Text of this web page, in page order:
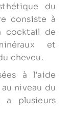
du
consiste à
cocktail de
et
cheveu.
à l’aide
niveau du
a plusieurs